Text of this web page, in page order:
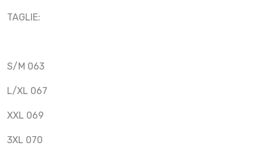
TAGLIE:
S/M 063
L/XL 067
XXL 069
3XL 070